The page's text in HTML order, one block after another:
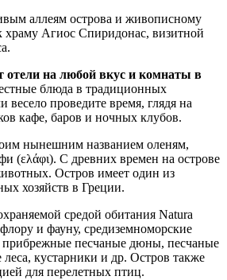
аллеям острова и живописному
храму Агиос Спиридонас, визитной
отели на любой вкус и комнаты в
блюда в традиционных
весело проведите время, глядя на
кафе, баров и ночных клубов.
нынешним названием оленям,
(ελάφι). С древних времен на острове
Остров имеет один из
хозяйств в Греции.
средой обитания Natura
и фауну, средиземноморские
песчаные дюны, песчаные
кустарники и др. Остров также
для перелетных птиц.